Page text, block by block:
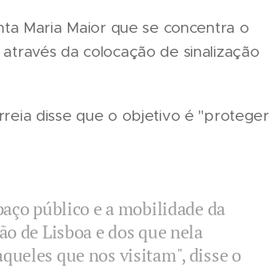
Maria Maior que se concentra o
da colocação de sinalização
disse que o objetivo é "proteger
público e a mobilidade da
de Lisboa e dos que nela
que nos visitam", disse o